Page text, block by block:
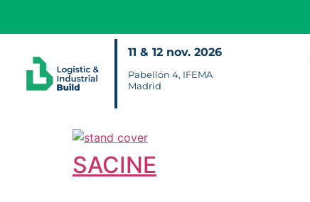
11 & 12 nov. 2026
Pabellón 4, IFEMA
Madrid
SACINE